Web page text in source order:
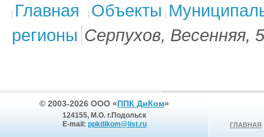
Главная Объекты
регионы Серпухов, Весенняя,
© 2003-2026 ООО «ППК ДиКом»
124155, М.О. г.Подольск
E-mail: ppkdikom@list.ru ГЛАВНАЯ